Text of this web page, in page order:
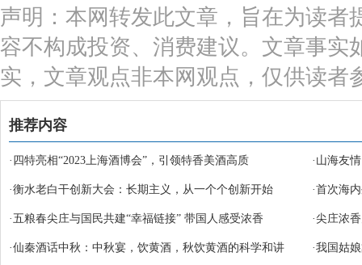
声明：本网转发此文章，旨在为读者
容不构成投资、消费建议。文章事实
实，文章观点非本网观点，仅供读者
推荐内容
· 四特亮相“2023上海酒博会”，引领特香美酒高质 · 山海友
·衡水老白干创新大会：长期主义，从一个个创新开始 ·首次海
·五粮春尖庄与国民共建“幸福链接” 带国人感受浓香 ·尖庄浓
·仙秦酒话中秋：中秋宴，饮黄酒，秋饮黄酒的科学和讲 ·我国姑